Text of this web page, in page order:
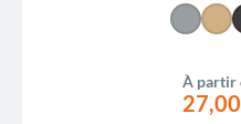
À partir